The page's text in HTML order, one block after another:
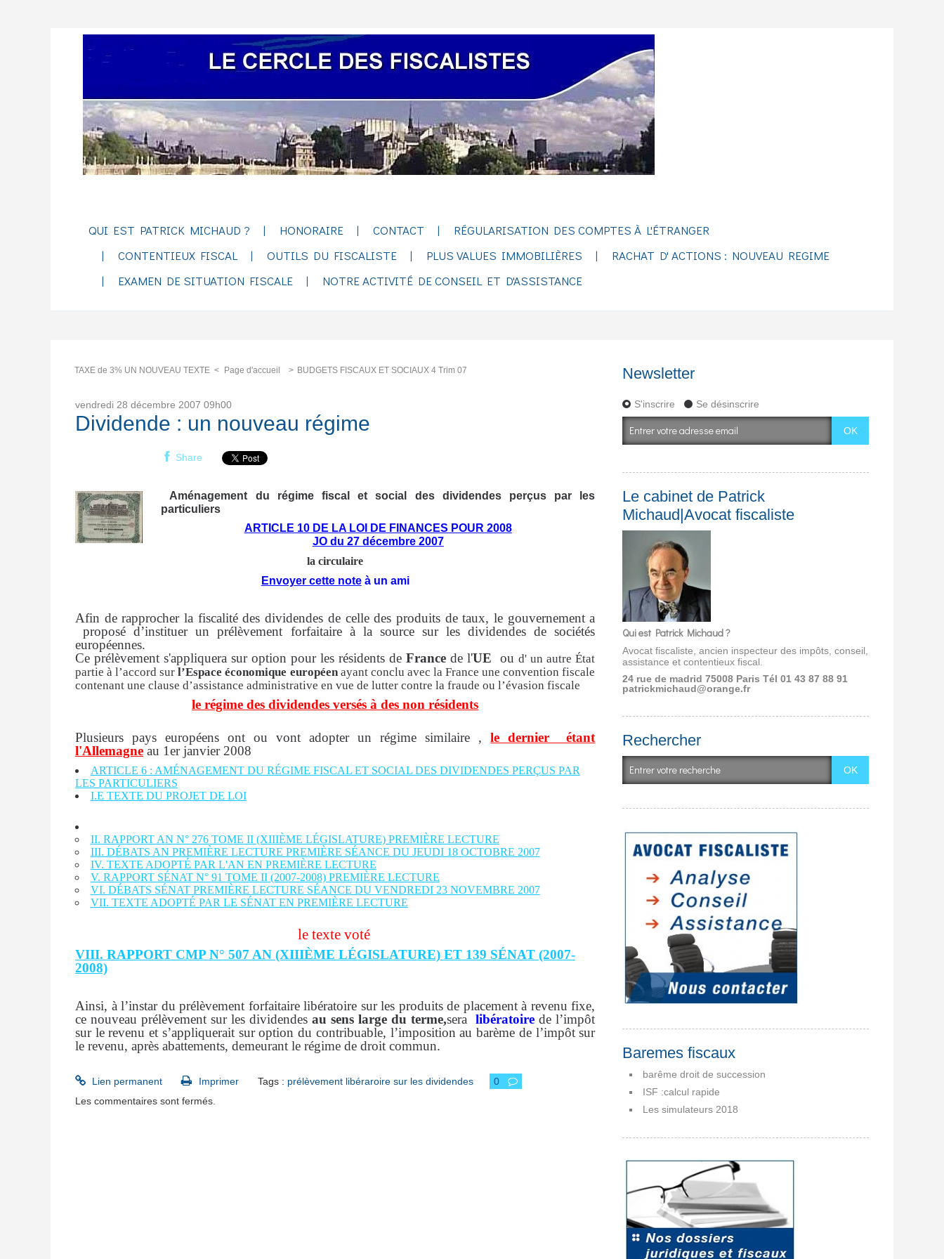
QUI EST PATRICK MICHAUD ? HONORAIRE CONTACT
RÉGULARISATION DES COMPTES À L'ÉTRANGER
CONTENTIEUX FISCAL
OUTILS DU FISCALISTE PLUS VALUES IMMOBILIÈRES
RACHAT D' ACTIONS : NOUVEAU REGIME
EXAMEN DE SITUATION FISCALE
NOTRE ACTIVITÉ DE CONSEIL ET D'ASSISTANCE
TAXE de 3% UN NOUVEAU TEXTE Page d'accueil BUDGETS FISCAUX ET SOCIAUX 4 Trim 07
vendredi 28 décembre 2007 09h00
Dividende : un nouveau régime
Share
Aménagement du régime fiscal et social des dividendes perçus par les
particuliers
ARTICLE 10 DE LA LOI DE FINANCES POUR 2008
JO du 27 décembre 2007
la circulaire
Envoyer cette note à un ami
Afin de rapprocher la fiscalité des dividendes de celle des produits de taux, le gouvernement a
proposé d’instituer un prélèvement forfaitaire à la source sur les dividendes de sociétés
européennes.
Ce prélèvement s'appliquera sur option pour les résidents deFrance de l'UE oud' un autre État
partie à l’accord surl’Espace économique européenayant conclu avec la France une convention fiscale
contenant une clause d’assistance administrative en vue de lutter contre la fraude ou l’évasion fiscale
le régime des dividendes versés à des non résidents
Plusieurs pays européens ont ou vont adopter un régime similaire ,le dernier étant
l'Allemagne au 1er janvier 2008
ARTICLE 6 : AMÉNAGEMENT DU RÉGIME FISCAL ET SOCIAL DES DIVIDENDES PERÇUS PAR
LES PARTICULIERS
I.E TEXTE DU PROJET DE LOI
II. RAPPORT AN N° 276 TOME II (XIIIÈME LÉGISLATURE) PREMIÈRE LECTURE
III. DÉBATS AN PREMIÈRE LECTURE PREMIÈRE SÉANCE DU JEUDI 18 OCTOBRE 2007
IV. TEXTE ADOPTÉ PAR L'AN EN PREMIÈRE LECTURE
V. RAPPORT SÉNAT N° 91 TOME II (2007-2008) PREMIÈRE LECTURE
VI. DÉBATS SÉNAT PREMIÈRE LECTURE SÉANCE DU VENDREDI 23 NOVEMBRE 2007
VII. TEXTE ADOPTÉ PAR LE SÉNAT EN PREMIÈRE LECTURE
le texte voté
VIII. RAPPORT CMP N° 507 AN (XIIIÈME LÉGISLATURE) ET 139 SÉNAT (2007-
2008)
Ainsi, à l’instar du prélèvement forfaitaire libératoire sur les produits de placement à revenu fixe,
ce nouveau prélèvement sur les dividendesau sens large du terme,seralibératoire de l’impôt
sur le revenu et s’appliquerait sur option du contribuable, l’imposition au barème de l’impôt sur
le revenu, après abattements, demeurant le régime de droit commun.
Lien permanent Imprimer Tags : prélèvement libéraroire sur les dividendes
0
Les commentaires sont fermés.
Newsletter
S'inscrire Se désinscrire
Le cabinet de Patrick
Michaud|Avocat fiscaliste
Qui est Patrick Michaud ?
Avocat fiscaliste, ancien inspecteur des impôts, conseil,
assistance et contentieux fiscal.
24 rue de madrid 75008 ParisTél 01 43 87 88 91
patrickmichaud@orange.fr
Rechercher
Baremes fiscaux
barême droit de succession
ISF :calcul rapide
Les simulateurs 2018